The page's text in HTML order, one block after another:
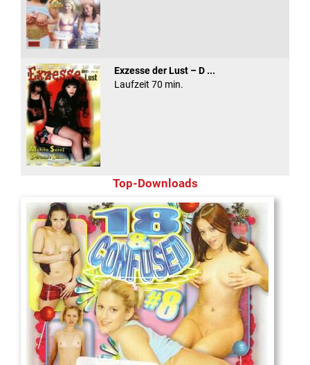
Exzesse der Lust – D ...
Laufzeit 70 min.
Top-Downloads